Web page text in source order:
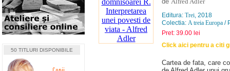
50 TITLURI DISPONIBILE
Editura: Trei, 2018
Colectia: A treia Europa /
Pret: 39.00 lei
Click aici pentru a citi
Cartea de fata, care